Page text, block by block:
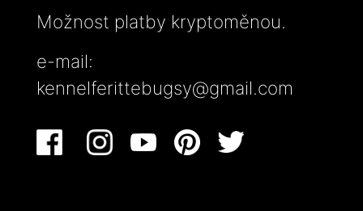
Možnost platby kryptoměnou.
e-mail:
kennelferittebugsy@gmail.com